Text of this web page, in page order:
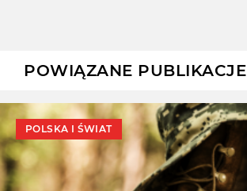
POWIĄZANE PUBLIKACJE
POLSKA I ŚWIAT